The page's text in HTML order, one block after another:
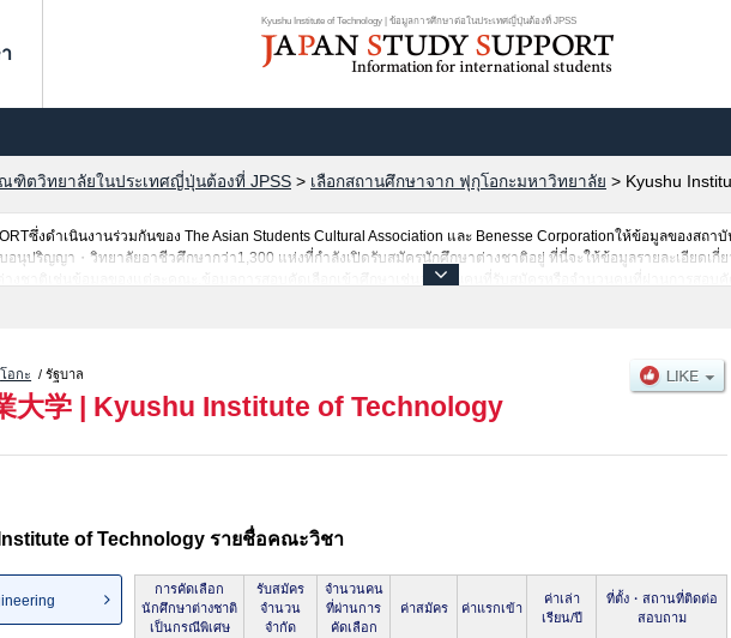
Kyushu Institute of Technology | ข้อมูลการศึกษาต่อในประเทศญี่ปุ่นต้องที่ JPSS
ฑิตวิทยาลัยในประเทศญี่ปุ่นต้องที่ JPSS > เลือกสถานศึกษาจาก ฟุกุโอกะมหาวิทยาลัย > Kyushu
ซึ่งดำเนินงานร่วมกันของ The Asian Students Cultural Association และ Benesse Corporationให้ข้อมูลของส
อนุปริญญา・วิทยาลัยอาชีวศึกษากว่า1,300 แห่งที่กำลังเปิดรับสมัครนักศึกษาต่างชาติอยู่ ที่นี่จะให้ข้อมูลรายละเอียดเกี่ย
างชาติเช่นข้อมูลของแต่ละคณะ,ข้อมูลการสอบคัดเลือกเข้าศึกษาเช่นจำนวนคนที่รับสมัครหรือจำนวนคนที่ผ่านการสอบคั
อกะ / รัฐบาล
大学 | Kyushu Institute of Technology
of Technology รายชื่อคณะวิชา
การคัดเลือก
นักศึกษาต่างชาติ
เป็นกรณีพิเศษ
รับสมัคร
จำนวน
จำกัด
จำนวนคน
ที่ผ่านการ
คัดเลือก
ค่าสมัคร ค่าแรกเข้า
ค่าเล่า
เรียน/ปี
ที่ตั้ง・สถานที่ติดต่อ
สอบถาม